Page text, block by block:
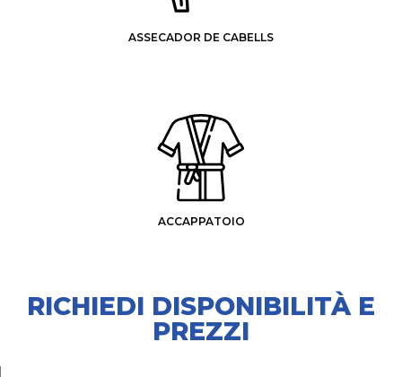
ASSECADOR DE CABELLS
ACCAPPATOIO
RICHIEDI DISPONIBILITÀ E
PREZZI